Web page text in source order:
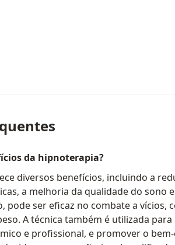
da hipnoterapia?
diversos benefícios, incluindo a
a melhoria da qualidade do sono
pode ser eficaz no combate a vícios,
A técnica também é utilizada
e profissional, e promover o